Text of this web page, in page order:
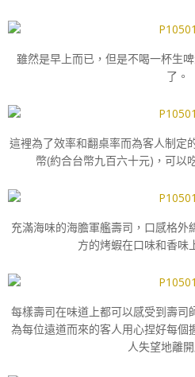
雖然是早上而已，但是不喝一杯生
了。
這裡為了效率和翻桌率而為客人制定
幣(約合台幣九百六十元)，可以
充滿海味的海膽軍艦壽司，口感格
方的烤蝦在口味和香味
每樣壽司在味道上都可以感受到壽司
為每位遠道而來的客人用心捏好每個
人失望地離